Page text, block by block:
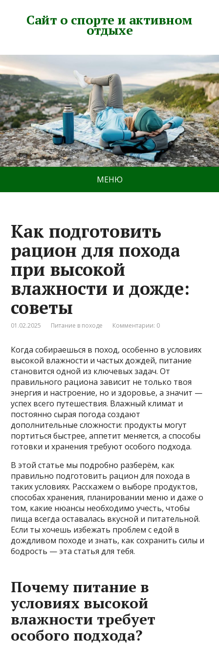
Сайт о спорте и активном
отдыхе
МЕНЮ
Как подготовить
рацион для похода
при высокой
влажности и дожде:
советы
01.02.2025 Питание в походе Комментарии: 0
Когда собираешься в поход, особенно в условиях
высокой влажности и частых дождей, питание
становится одной из ключевых задач. От
правильного рациона зависит не только твоя
энергия и настроение, но и здоровье, а значит —
успех всего путешествия. Влажный климат и
постоянно сырая погода создают
дополнительные сложности: продукты могут
портиться быстрее, аппетит меняется, а способы
готовки и хранения требуют особого подхода.
В этой статье мы подробно разберём, как
правильно подготовить рацион для похода в
таких условиях. Расскажем о выборе продуктов,
способах хранения, планировании меню и даже о
том, какие нюансы необходимо учесть, чтобы
пища всегда оставалась вкусной и питательной.
Если ты хочешь избежать проблем с едой в
дождливом походе и знать, как сохранить силы и
бодрость — эта статья для тебя.
Почему питание в
условиях высокой
влажности требует
особого подхода?